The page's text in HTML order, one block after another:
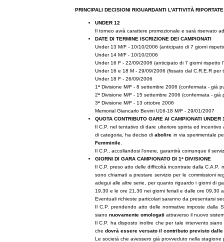
PRINCIPALI DECISIONI RIGUARDANTI L'ATTIVITÀ
UNDER 12
Il torneo avrà carattere promozionale e sarà riservato
DATE DI TERMINE ISCRIZIONE DEI CAMPIONATI
Under 13 M/F - 10/10/2006 (anticipato di 7 giorni
Under 14 M/F - 10/10/2006
Under 16 F - 22/09/2006 (anticipato di 7 giorni rispetto
Under 16 e 18 M - 29/09/2006 (fissato dal C.R.E.R per
Under 18 F - 26/09/2006
1ª Divisione M/F - 8 settembre 2006 (confermata - già
2ª Divisione M/F - 15 settembre 2006 (confermata - già
3ª Divisione M/F - 13 ottobre 2006
Memorial Giancarlo Bevini U16-18 M/F - 29/01/2007
QUOTA CONTRIBUTO GARE AI CAMPIONATI UNDER
Il C.P. nel tentativo di dare ulteriore spinta ed
di categoria, ha deciso diabolire in via sperimentale
Femminile.
Il C.P., accollandosi l'onere, garantirà comunque il
GIORNI DI GARA CAMPIONATO DI 1ª DIVISIONE
Il C.P. preso atto delle difficoltà incontrate dalla
sono chiamati a prestare servizio per le commissioni
adegui alle altre serie, per quanto riguardo i giorni di
19,30 e le ore 21,30 nei giorni feriali e dalle ore 09,30
Eventuali richieste particolari saranno da presentarsi
Il C.P. prendendo atto delle normative imposte dalla
siano nuovamente omologati attraverso il nuovo
Il C.P. ha disposto inoltre che per tale intervento
che dovrà essere versato il contributo previsto
Le società che avessero già provveduto nella